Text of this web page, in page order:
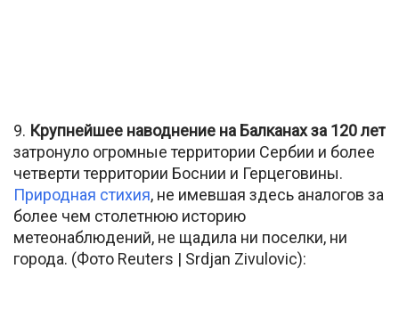
9. Крупнейшее наводнение на Балканах за 120 лет
затронуло огромные территории Сербии и более
четверти территории Боснии и Герцеговины.
Природная стихия, не имевшая здесь аналогов за
более чем столетнюю историю
метеонаблюдений, не щадила ни поселки, ни
города. (Фото Reuters | Srdjan Zivulovic):